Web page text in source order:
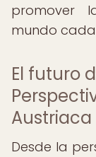
promover
mundo
El futuro
Austriaca
Desde la